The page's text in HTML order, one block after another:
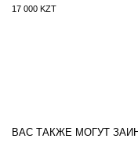
17 000 KZT
ВАС ТАКЖЕ МОГУТ